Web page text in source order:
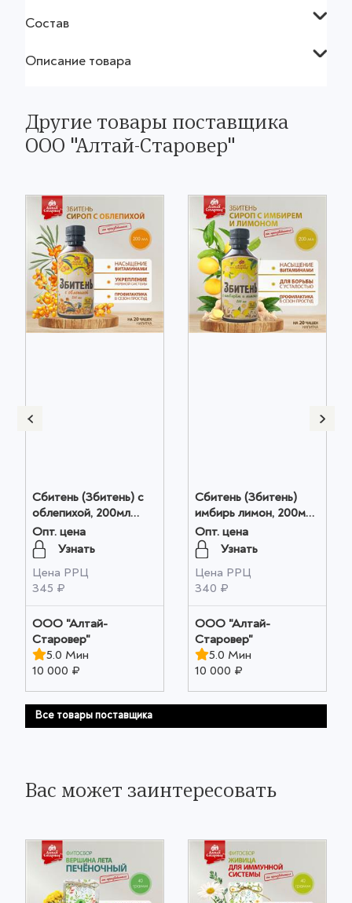
Состав
Описание товара
Другие товары поставщика
ООО "Алтай-Старовер"
Сбитень (Збитень) с
облепихой, 200мл
оптом
Опт. цена
Узнать
Цена РРЦ
345 ₽
ООО "Алтай-
Старовер"
5.0 Мин
10 000 ₽
Сбитень (Збитень)
имбирь лимон, 200мл
оптом
Опт. цена
Узнать
Цена РРЦ
340 ₽
ООО "Алтай-
Старовер"
5.0 Мин
10 000 ₽
Все товары поставщика
Вас может заинтересовать